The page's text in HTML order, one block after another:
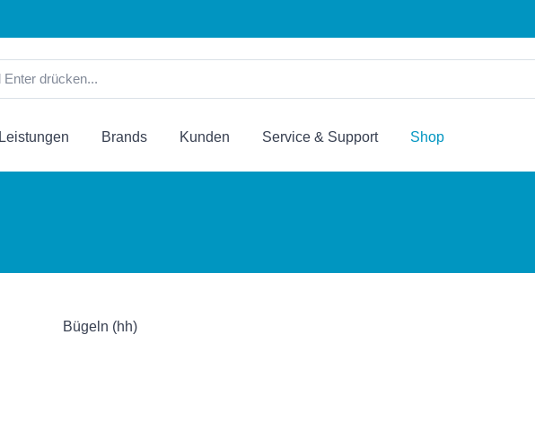
Leistungen Brands Kunden Service & Support Shop
Bügeln (hh)